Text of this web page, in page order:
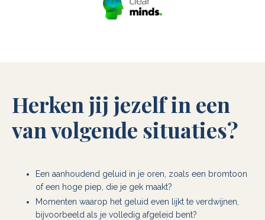
Herken jij jezelf in een
van volgende situaties?
Een aanhoudend geluid in je oren, zoals een bromtoon
of een hoge piep, die je gek maakt?
Momenten waarop het geluid even lijkt te verdwijnen,
bijvoorbeeld als je volledig afgeleid bent?